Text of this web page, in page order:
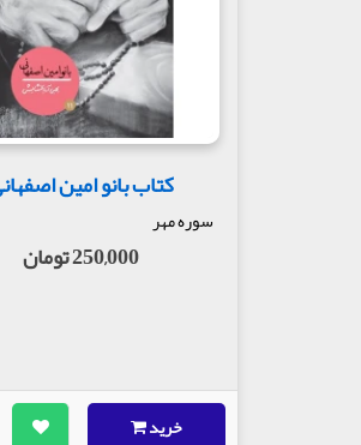
کتاب قیصر امین
قیصر امین پور یکی از
الگوهای موفق، به
مخاطبان به ویژه
نویسنده: علی تقوی
ناشر : سوره مهر
کتاب بانو امین
سوره مهر
250,000 تومان
خرید